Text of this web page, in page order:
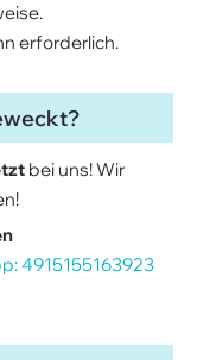
erforderlich.
bei uns! Wir
4915155163923